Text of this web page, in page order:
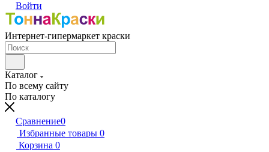
Войти
Интернет-гипермаркет краски
Каталог
По всему сайту
По каталогу
Сравнение0
Избранные товары 0
Корзина 0